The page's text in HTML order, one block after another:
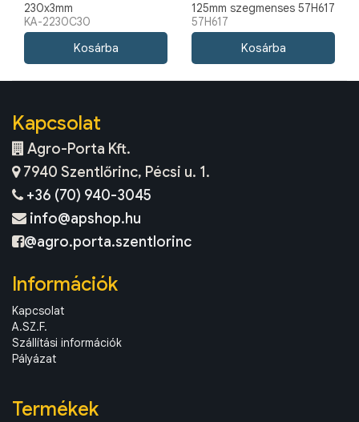
230x3mm
KA-2230C30
125mm szegmenses 57H617
57H617
Kapcsolat
Agro-Porta Kft.
7940 Szentlőrinc, Pécsi u. 1.
+36 (70) 940-3045
info@apshop.hu
@agro.porta.szentlorinc
Információk
Kapcsolat
A.SZ.F.
Szállítási információk
Pályázat
Termékek